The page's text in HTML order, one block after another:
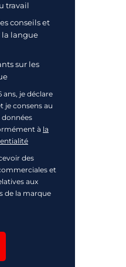
travail
conseils et
la langue
sur les
ans, je déclare
je consens au
à la
des
et
aux
de la marque